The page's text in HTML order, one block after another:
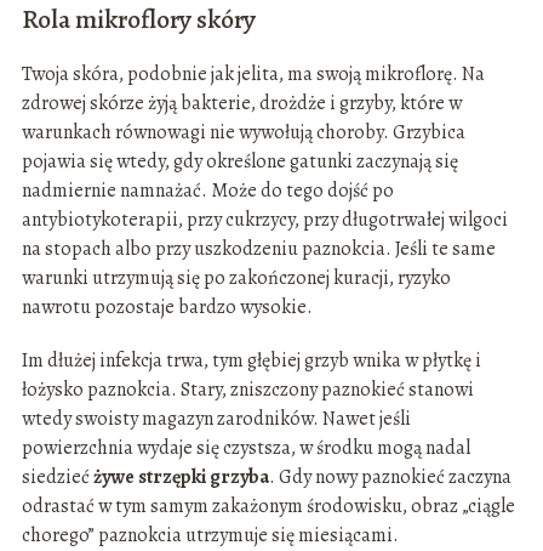
Rola mikroflory skóry
Twoja skóra, podobnie jak jelita, ma swoją mikroflorę. Na
zdrowej skórze żyją bakterie, drożdże i grzyby, które w
warunkach równowagi nie wywołują choroby. Grzybica
pojawia się wtedy, gdy określone gatunki zaczynają się
nadmiernie namnażać. Może do tego dojść po
antybiotykoterapii, przy cukrzycy, przy długotrwałej wilgoci
na stopach albo przy uszkodzeniu paznokcia. Jeśli te same
warunki utrzymują się po zakończonej kuracji, ryzyko
nawrotu pozostaje bardzo wysokie.
Im dłużej infekcja trwa, tym głębiej grzyb wnika w płytkę i
łożysko paznokcia. Stary, zniszczony paznokieć stanowi
wtedy swoisty magazyn zarodników. Nawet jeśli
powierzchnia wydaje się czystsza, w środku mogą nadal
siedziećżywe strzępki grzyba. Gdy nowy paznokieć zaczyna
odrastać w tym samym zakażonym środowisku, obraz „ciągle
chorego” paznokcia utrzymuje się miesiącami.